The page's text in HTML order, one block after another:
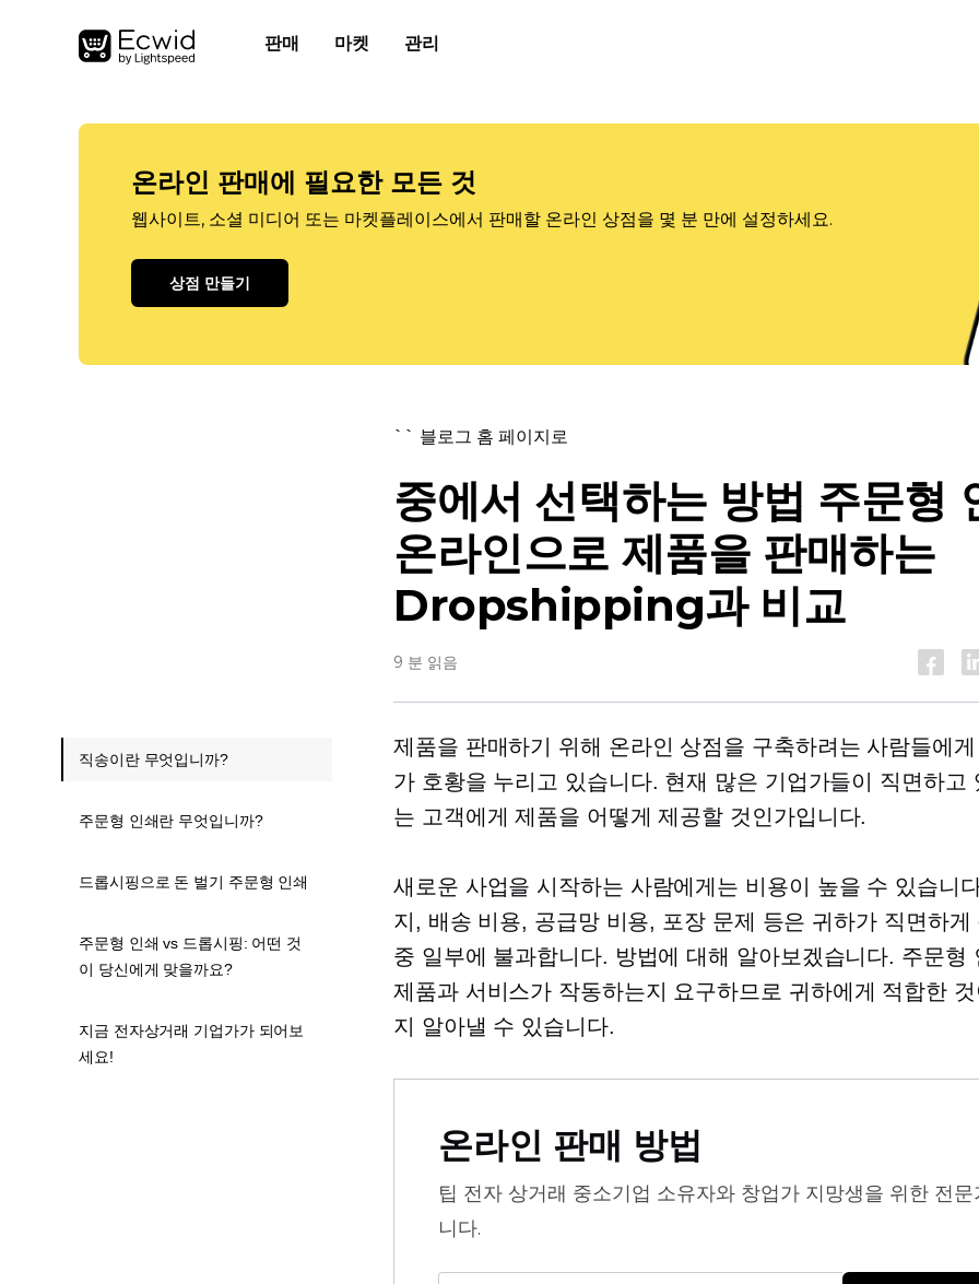
판매 마켓 관리
온라인 판매에 필요한 모든 것
웹사이트, 소셜 미디어 또는 마켓플레이스에서 판매할 온라인 상점을 몇 분 만에 설정하세요.
상점 만들기
`` 블로그 홈 페이지로
중에서 선택하는 방법 주문형
온라인으로 제품을 판매하는
Dropshipping과 비교
9 분 읽음
제품을 판매하기 위해 온라인 상점을 구축하려는 사람들에
가 호황을 누리고 있습니다. 현재 많은 기업가들이 직면하고
는 고객에게 제품을 어떻게 제공할 것인가입니다.
새로운 사업을 시작하는 사람에게는 비용이 높을 수 있습니
지, 배송 비용, 공급망 비용, 포장 문제 등은 귀하가 직면하게
중 일부에 불과합니다. 방법에 대해 알아보겠습니다. 주문형
제품과 서비스가 작동하는지 요구하므로 귀하에게 적합한
지 알아낼 수 있습니다.
온라인 판매 방법
팁 전자 상거래 중소기업 소유자와 창업가 지망생을 위한 전문
니다.
직송이란 무엇입니까?
주문형 인쇄란 무엇입니까?
드롭시핑으로 돈 벌기 주문형 인쇄
주문형 인쇄 vs 드롭시핑: 어떤 것
이 당신에게 맞을까요?
지금 전자상거래 기업가가 되어보
세요!